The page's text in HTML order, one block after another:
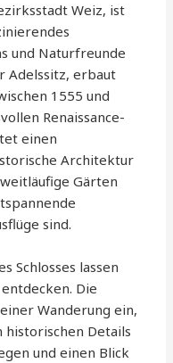
Weiz, ist
und Naturfreunde
Adelssitz, erbaut
1555 und
Renaissance-
einen
Architektur
Gärten
sind.
Schlosses lassen
Die
Wanderung ein,
Details
und einen Blick